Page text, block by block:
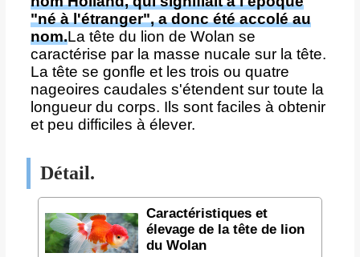
"né à l'étranger", a donc été accolé au
nom.La tête du lion de Wolan se
caractérise par la masse nucale sur la tête.
La tête se gonfle et les trois ou quatre
nageoires caudales s'étendent sur toute la
longueur du corps. Ils sont faciles à obtenir
et peu difficiles à élever.
Détail.
Caractéristiques et
élevage de la tête de lion
du Wolan